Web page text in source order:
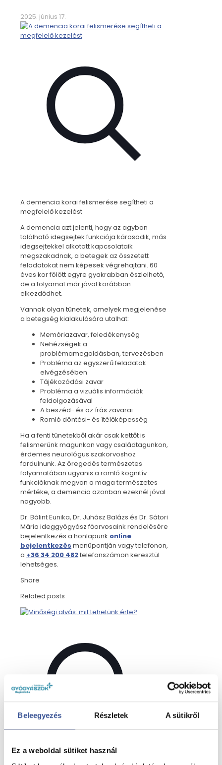
Beleegyezés Részletek A sütikről
Ez a weboldal sütiket használ
2025. június 17.
A demencia korai felismerése segítheti a
megfelelő kezelést
A demencia azt jelenti, hogy az agyban
található idegsejtek funkciója károsodik, más
idegsejtekkel alkotott kapcsolataik
megszakadnak, a betegek az összetett
feladatokat nem képesek végrehajtani. 60
éves kor fölött egyre gyakrabban észlelhető,
de a folyamat már jóval korábban
elkezdődhet.
Vannak olyan tünetek, amelyek megjelenése
a betegség kialakulására utalhat:
Memóriazavar, feledékenység
Nehézségek a
problémamegoldásban, tervezésben
Probléma az egyszerű feladatok
elvégzésében
Tájékozódási zavar
Probléma a vizuális információk
feldolgozásával
A beszéd- és az írás zavarai
Romló döntési- és ítélőképesség
Ha a fenti tünetekből akár csak kettőt is
felismerünk magunkon vagy családtagunkon,
érdemes neurológus szakorvoshoz
fordulnunk. Az öregedés természetes
folyamatában ugyanis a romló kognitív
funkcióknak megvan a maga természetes
mértéke, a demencia azonban ezeknél jóval
nagyobb.
Dr. Bálint Eunika, Dr. Juhász Balázs és Dr. Sátori
Mária ideggyógyász főorvosaink rendelésére
bejelentkezés a honlapunk online
bejelentkezés menüpontján vagy telefonon,
a +36 34 200 482telefonszámon keresztül
lehetséges.
Share
Related posts